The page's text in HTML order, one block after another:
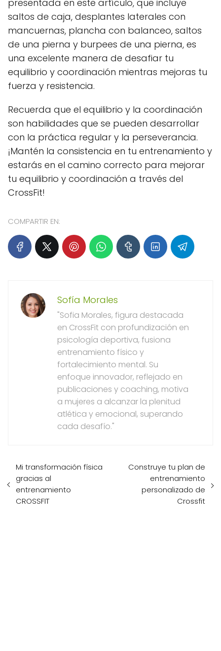
presentada en este artículo, que incluye
saltos de caja, desplantes laterales con
mancuernas, plancha con balanceo, saltos
de una pierna y burpees de una pierna, es
una excelente manera de desafiar tu
equilibrio y coordinación mientras mejoras tu
fuerza y resistencia.
Recuerda que el equilibrio y la coordinación
son habilidades que se pueden desarrollar
con la práctica regular y la perseverancia.
¡Mantén la consistencia en tu entrenamiento y
estarás en el camino correcto para mejorar
tu equilibrio y coordinación a través del
CrossFit!
COMPARTIR EN:
Sofía Morales
"Sofia Morales, figura destacada
en CrossFit con profundización en
psicología deportiva, fusiona
entrenamiento físico y
fortalecimiento mental. Su
enfoque innovador, reflejado en
publicaciones y coaching, motiva
a mujeres a alcanzar la plenitud
atlética y emocional, superando
cada desafío."
Mi transformación física
gracias al
entrenamiento
CROSSFIT
Construye tu plan de
entrenamiento
personalizado de
Crossfit